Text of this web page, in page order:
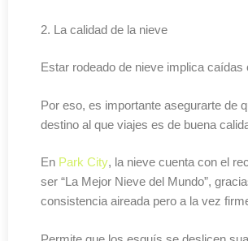
2. La calidad de la nieve
Estar rodeado de nieve implica caídas
Por eso, es importante asegurarte de
destino al que viajes es de buena
En Park City, la nieve cuenta con el
ser “La Mejor Nieve del Mundo”,
consistencia aireada pero a la vez